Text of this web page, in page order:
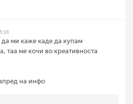
ми каже каде да купам
таа ме кочи во креативноста
на инфо